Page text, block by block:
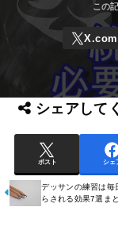
シェアして
ポスト シェ
デッサンの練習は毎
らされる効果7選ま